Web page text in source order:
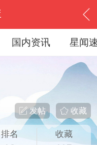
国内资讯 星闻
收藏
发帖
排名 收藏